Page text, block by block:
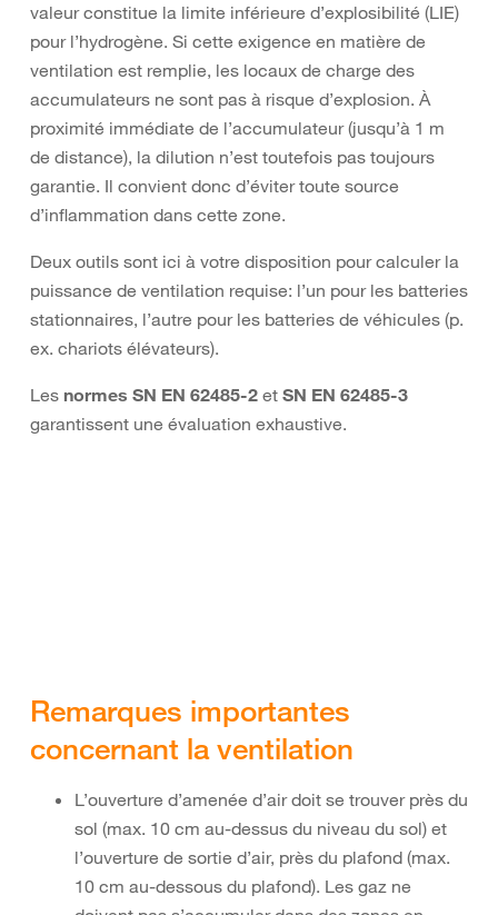
valeur constitue la limite inférieure d’explosibilité (LIE)
pour l’hydrogène. Si cette exigence en matière de
ventilation est remplie, les locaux de charge des
accumulateurs ne sont pas à risque d’explosion. À
proximité immédiate de l’accumulateur (jusqu’à 1 m
de distance), la dilution n’est toutefois pas toujours
garantie. Il convient donc d’éviter toute source
d’inflammation dans cette zone.
Deux outils sont ici à votre disposition pour calculer la
puissance de ventilation requise: l’un pour les batteries
stationnaires, l’autre pour les batteries de véhicules (p.
ex. chariots élévateurs).
Les normes SN EN 62485-2 et SN EN 62485-3
garantissent une évaluation exhaustive.
Remarques importantes
concernant la ventilation
L’ouverture d’amenée d’air doit se trouver près du
sol (max. 10 cm au-dessus du niveau du sol) et
l’ouverture de sortie d’air, près du plafond (max.
10 cm au-dessous du plafond). Les gaz ne